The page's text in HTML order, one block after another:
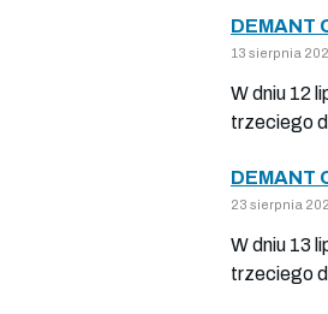
DEMANT
13 sierpnia
W dniu 12
trzeciego
DEMANT
23 sierpnia
W dniu 13
trzeciego